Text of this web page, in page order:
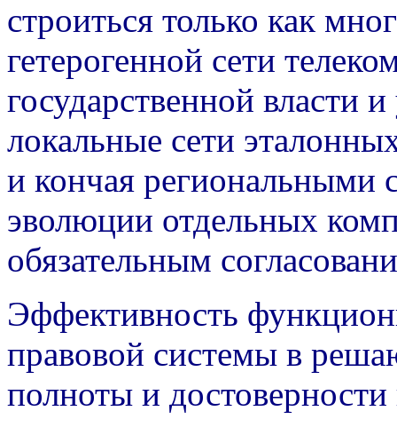
строиться только как
гетерогенной сети
государственной власти
локальные сети
и кончая региональными
эволюции отдельных
обязательным
Эффективность
правовой системы в
полноты и